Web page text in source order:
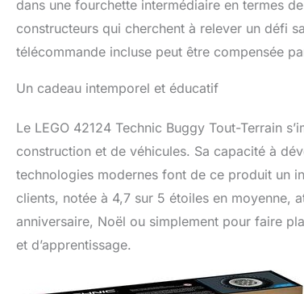
dans une fourchette intermédiaire en termes
constructeurs qui cherchent à relever un défi
télécommande incluse peut être compensée
Un cadeau intemporel et éducatif
Le LEGO 42124 Technic Buggy Tout-Terrain
construction et de véhicules. Sa capacité à
technologies modernes font de ce produit un
clients, notée à 4,7 sur 5 étoiles en moyenne,
anniversaire, Noël ou simplement pour faire
et d’apprentissage.